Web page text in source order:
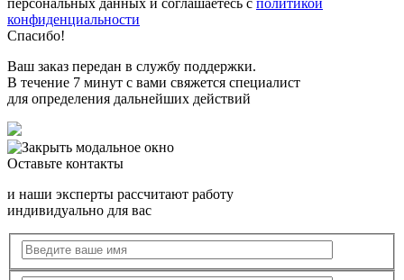
персональных данных и соглашаетесь с политикой
конфиденциальности
Спасибо!
Ваш заказ передан в службу поддержки.
В течение 7 минут с вами свяжется специалист
для определения дальнейших действий
Оставьте контакты
и наши эксперты рассчитают работу
индивидуально для вас